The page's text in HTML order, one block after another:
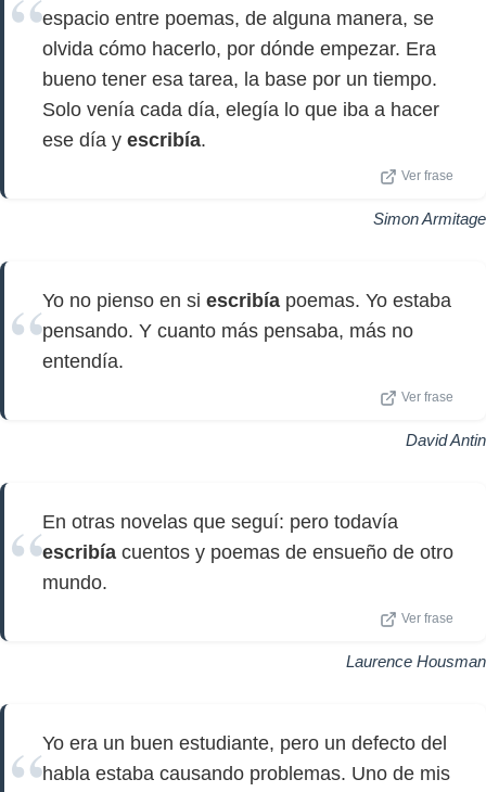
espacio entre poemas, de alguna manera, se
olvida cómo hacerlo, por dónde empezar. Era
bueno tener esa tarea, la base por un tiempo.
Solo venía cada día, elegía lo que iba a hacer
ese día y escribía.
Ver frase
Simon Armitage
Yo no pienso en si escribía poemas. Yo estaba
pensando. Y cuanto más pensaba, más no
entendía.
Ver frase
David Antin
En otras novelas que seguí: pero todavía
escribía cuentos y poemas de ensueño de otro
mundo.
Ver frase
Laurence Housman
Yo era un buen estudiante, pero un defecto del
habla estaba causando problemas. Uno de mis